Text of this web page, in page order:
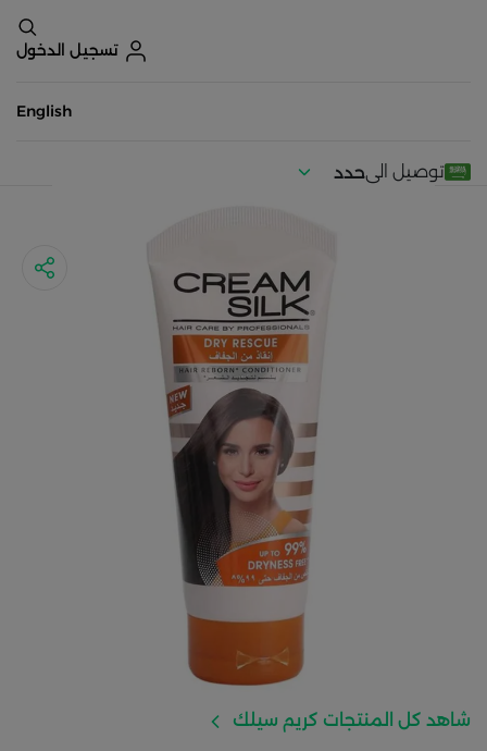
تسجيل الدخول
English
توصيل الىحدد
شاهد كل المنتجات كريم سيلك